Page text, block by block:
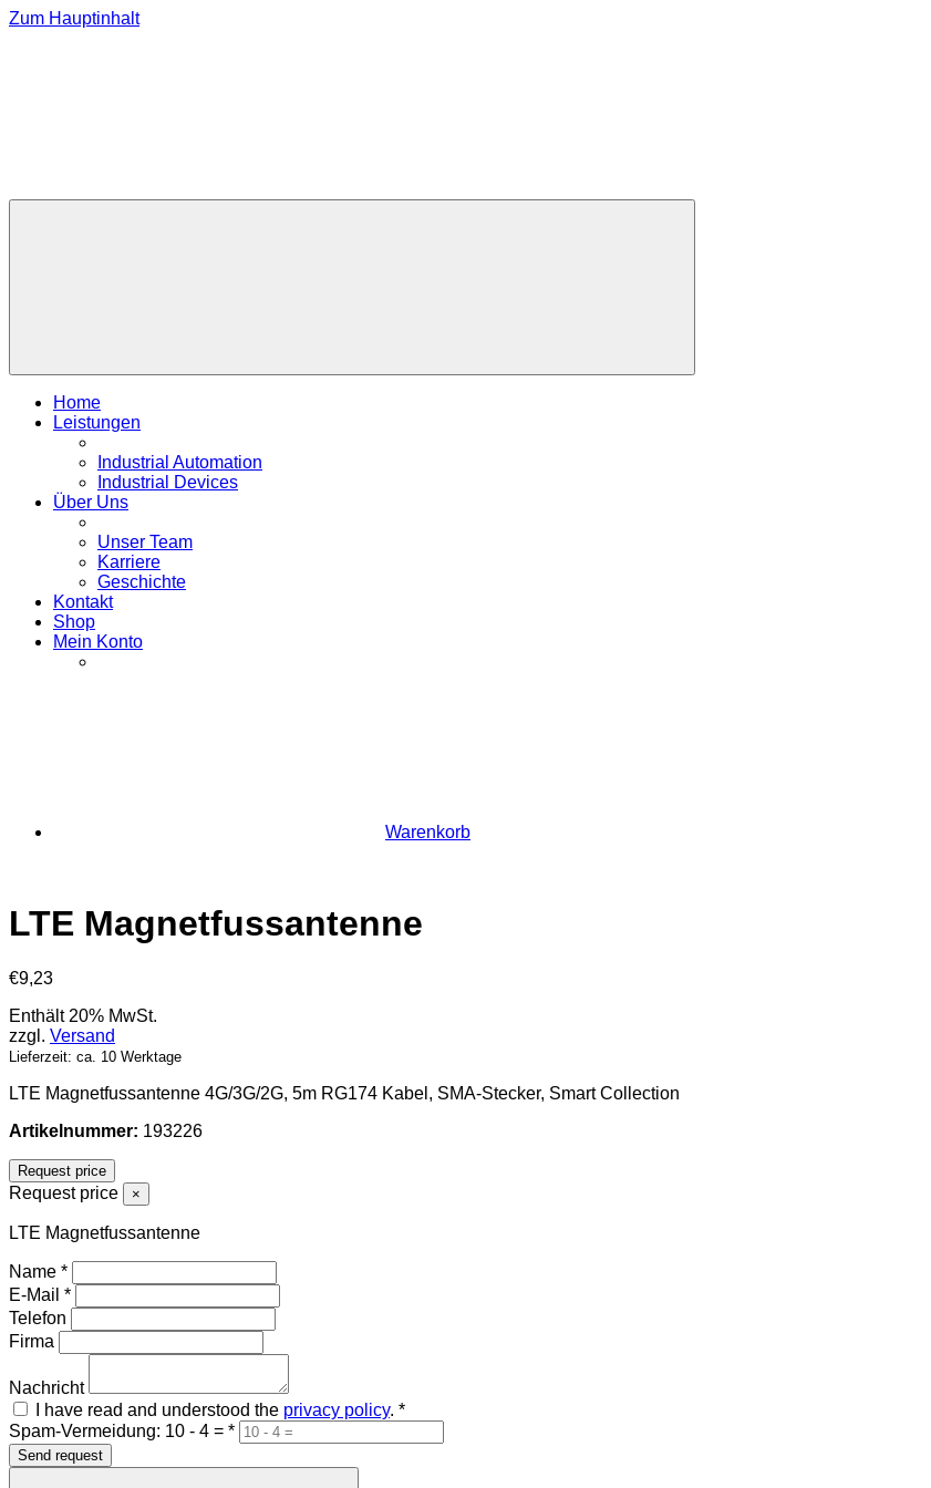
Zum Hauptinhalt
Home
Leistungen
Industrial Automation
Industrial Devices
Über Uns
Unser Team
Karriere
Geschichte
Kontakt
Shop
Mein Konto
Warenkorb
LTE Magnetfussantenne
€9,23
Enthält 20% MwSt.
zzgl. Versand
Lieferzeit: ca. 10 Werktage
LTE Magnetfussantenne 4G/3G/2G, 5m RG174 Kabel, SMA-Stecker, Smart Collection
Artikelnummer: 193226
Request price
Request price ×
LTE Magnetfussantenne
Name *
E-Mail *
Telefon
Firma
Nachricht
I have read and understood the privacy policy. *
Spam-Vermeidung: 10 - 4 = *
Send request